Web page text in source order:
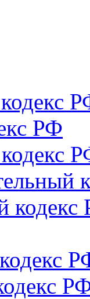
РФ
кодекс